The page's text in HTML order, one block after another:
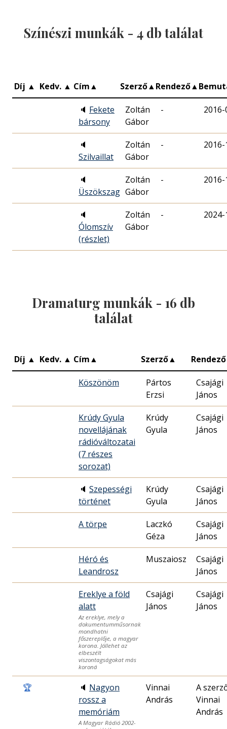
Színészi munkák - 4 db találat
Díj ▲ Kedv. ▲ Cím▲ Szerző▲Rendező▲
🔈 Fekete
bársony
Zoltán
Gábor
-
🔈
Szilvaillat
Zoltán
Gábor
-
🔈
Üszökszag
Zoltán
Gábor
-
🔈
Ólomszív
(részlet)
Zoltán
Gábor
-
Dramaturg munkák - 16 db
találat
Díj ▲ Kedv. ▲ Cím▲ Szerző▲ Rendező
Köszönöm
Pártos
Erzsi
Csajági
János
Krúdy Gyula
novellájának
rádióváltozatai
(7 részes
sorozat)
Krúdy
Gyula
Csajági
János
🔈 Szepességi
történet
Krúdy
Gyula
Csajági
János
A törpe
Laczkó
Géza
Csajági
János
Héró és
Leandrosz
Muszaiosz
Csajági
János
Ereklye a föld
alatt
Az ereklye, mely a
dokumentumműsornak
mondhatni
főszereplője, a magyar
korona. Jóllehet az
elbeszélt
viszontagságokat más
koroná
Csajági
János
Csajági
János
🏆 🔈 Nagyon
rossz a
memóriám
A Magyar Rádió 2002-
Vinnai
András
A
Vinnai
András